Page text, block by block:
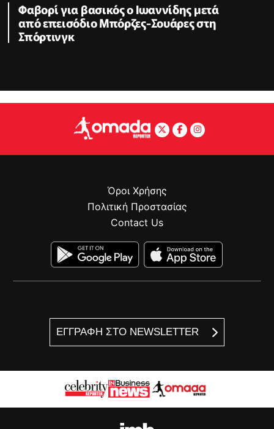
Φαβορί για βασικός ο Ιωαννίδης μετά
από επεισόδιο Μπόρζες-Σουάρες στη
Σπόρτινγκ
ΕΓΓΡΑΦΗ ΣΤΟ NEWSLETTER
Όροι Χρήσης
Πολιτική Προστασίας
Contact Us